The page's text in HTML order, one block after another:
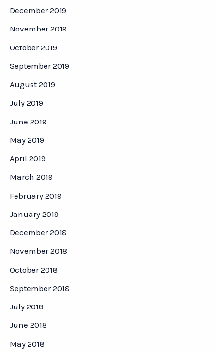
December 2019
November 2019
October 2019
September 2019
August 2019
July 2019
June 2019
May 2019
April 2019
March 2019
February 2019
January 2019
December 2018
November 2018
October 2018
September 2018
July 2018
June 2018
May 2018